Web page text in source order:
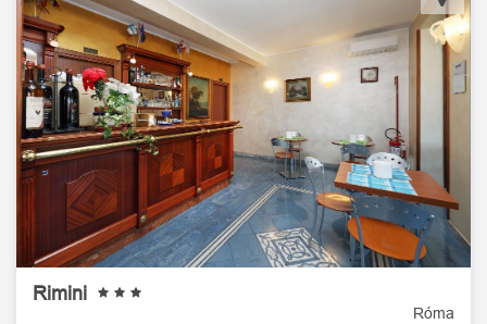
Rimini
Róma